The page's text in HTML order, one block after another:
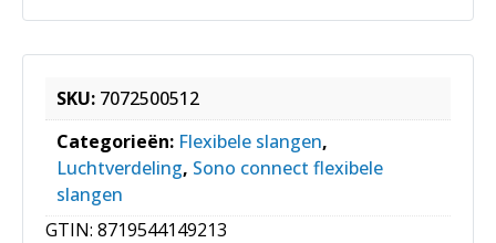
SKU: 7072500512
Categorieën: Flexibele slangen,
Luchtverdeling, Sono connect flexibele
slangen
GTIN: 8719544149213